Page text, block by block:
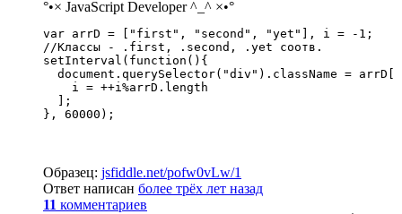
°•× JavaScript Developer ^_^ ×•°
var arrD = ["first", "second", "yet"], i = -1;
//Классы - .first, .second, .yet соотв.
setInterval(function(){
  document.querySelector("div").className = arrD[
    i = ++i%arrD.length
  ];
}, 60000);
Образец: jsfiddle.net/pofw0vLw/1
Ответ написан более трёх лет назад
11 комментариев